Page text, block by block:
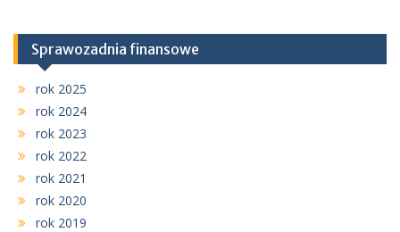
Sprawozadnia finansowe
rok 2025
rok 2024
rok 2023
rok 2022
rok 2021
rok 2020
rok 2019